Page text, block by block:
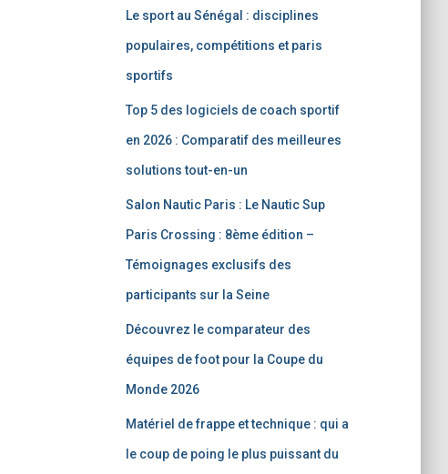
Le sport au Sénégal : disciplines
populaires, compétitions et paris
sportifs
Top 5 des logiciels de coach sportif
en 2026 : Comparatif des meilleures
solutions tout-en-un
Salon Nautic Paris : Le Nautic Sup
Paris Crossing : 8ème édition –
Témoignages exclusifs des
participants sur la Seine
Découvrez le comparateur des
équipes de foot pour la Coupe du
Monde 2026
Matériel de frappe et technique : qui a
le coup de poing le plus puissant du